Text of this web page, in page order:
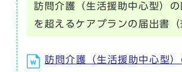
訪問介護（生活援助中心型）
を超えるケアプランの届出書（
訪問介護（生活援助中心型